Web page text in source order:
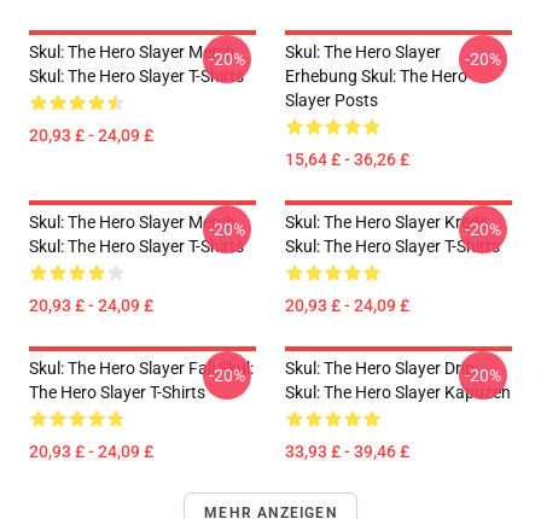
Skul: The Hero Slayer Merch
Skul: The Hero Slayer T-Shirts
20,93 £ - 24,09 £
-20%
Skul: The Hero Slayer
Erhebung Skul: The Hero
Slayer Posts
15,64 £ - 36,26 £
-20%
Skul: The Hero Slayer Merch
Skul: The Hero Slayer T-Shirts
20,93 £ - 24,09 £
-20%
Skul: The Hero Slayer Kredit
Skul: The Hero Slayer T-Shirts
20,93 £ - 24,09 £
-20%
Skul: The Hero Slayer Fall Skul:
The Hero Slayer T-Shirts
20,93 £ - 24,09 £
-20%
Skul: The Hero Slayer Drip
Skul: The Hero Slayer Kapuzen
33,93 £ - 39,46 £
-20%
MEHR ANZEIGEN